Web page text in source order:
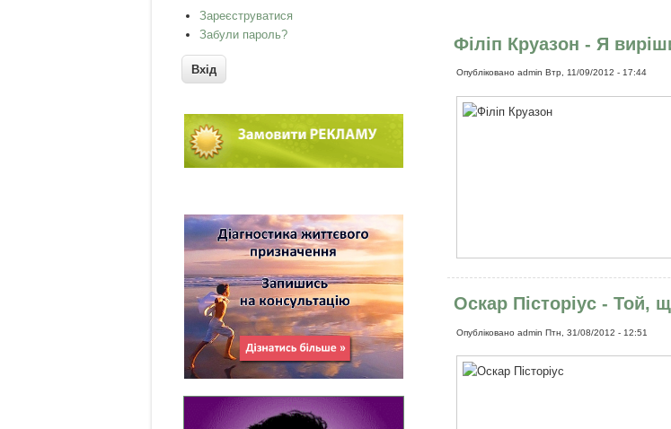
Філіп Круазон - Я
Опублікованоadmin Втр, 11/09/2012 - 17:44
Оскар Пісторіус - Той,
Опублікованоadmin Птн, 31/08/2012 - 12:51
Зареєструватися
Забули пароль?